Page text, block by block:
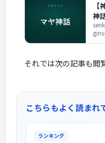
神
フ
それでは次の記事も閲
こちらもよく読まれ
ランキング